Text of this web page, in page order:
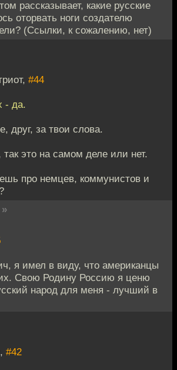
рассказывает, какие русские
оторвать ноги создателю
(Ссылки, к сожалению, нет)
#44
- да.
друг, за твои слова.
это на самом деле или нет.
про немцев, коммунистов и
»
я имел в виду, что американцы
Свою Родину Россию я ценю
народ для меня - лучший в
#42